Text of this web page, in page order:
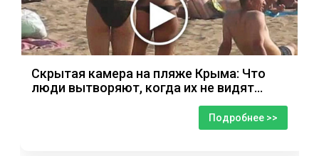
Скрытая камера на пляже Крыма: Что
люди вытворяют, когда их не видят...
Подробнее >>